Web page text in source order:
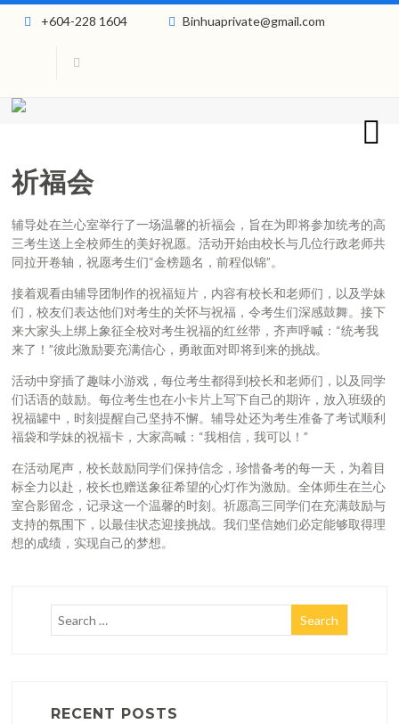
+604-228 1604 Binhuaprivate@gmail.com
祈福会
辅导处在兰心室举行了一场温馨的祈福会，旨在为即将参加统考的高
三考生送上全校师生的美好祝愿。活动开始由校长与几位行政老师共
同拉开卷轴，祝愿考生们“金榜题名，前程似锦”。
接着观看由辅导团制作的祝福短片，内容有校长和老师们，以及学妹
们，校友们表达他们对考生的关怀与祝福，令考生们深感鼓舞。接下
来大家头上绑上象征全校对考生祝福的红丝带，齐声呼喊：“统考我
来了！”彼此激励要充满信心，勇敢面对即将到来的挑战。
活动中穿插了趣味小游戏，每位考生都得到校长和老师们，以及同学
们话语的鼓励。每位考生也在小卡片上写下自己的期许，放入班级的
祝福罐中，时刻提醒自己坚持不懈。辅导处还为考生准备了考试顺利
福袋和学妹的祝福卡，大家高喊：“我相信，我可以！”
在活动尾声，校长鼓励同学们保持信念，珍惜备考的每一天，为着目
标全力以赴，校长也赠送象征希望的心灯作为激励。全体师生在兰心
室合影留念，记录这一个温馨的时刻。祈愿高三同学们在充满鼓励与
支持的氛围下，以最佳状态迎接挑战。我们坚信她们必定能够取得理
想的成绩，实现自己的梦想。
RECENT POSTS